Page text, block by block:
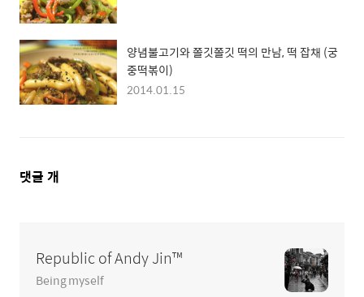
양념불고기와 쫄깃쫄깃 떡의 만남, 떡 잡채 (궁
중떡볶이)
2014.01.15
댓
댓글 개
Republic of Andy Jin™
Being myself